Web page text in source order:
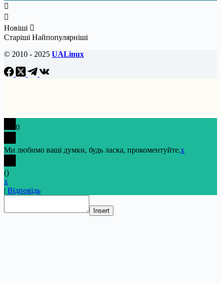
Новіші
Старіші Найпопулярніші
© 2010 - 2025 UALinux
0
Ми любимо ваші думки, будь ласка, прокоментуйте.x
()
x
| Відповідь
Insert